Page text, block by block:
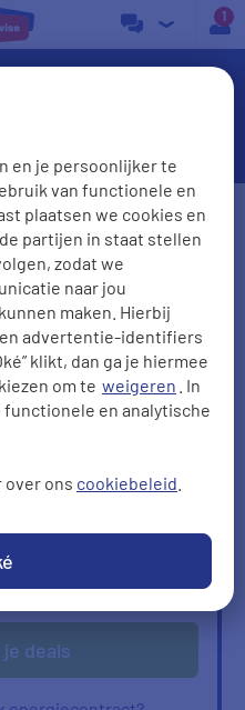
en je persoonlijker te
van functionele en
plaatsen we cookies en
partijen in staat stellen
zodat we
naar jou
maken. Hierbij
advertentie-identifiers
klikt, dan ga je hiermee
om te weigeren . In
functionele en analytische
over ons cookiebeleid
a
2025
Huisnr. + Toev.
Zonnepanelen
deals
ophalen